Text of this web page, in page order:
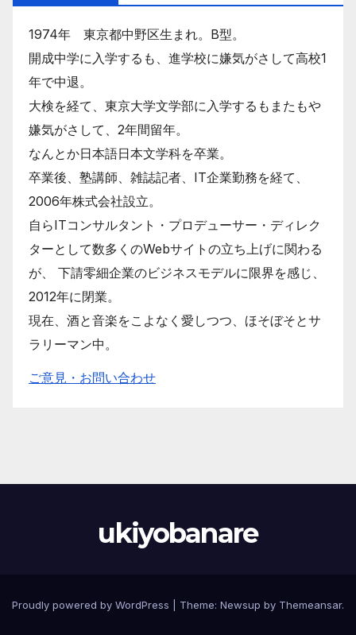
1974年 東京都中野区生まれ。B型。
開成中学に入学するも、進学校に嫌気がさして高校1
年で中退。
大検を経て、東京大学文学部に入学するもまたもや
嫌気がさして、2年間留年。
なんとか日本語日本文学科を卒業。
卒業後、塾講師、雑誌記者、IT企業勤務を経て、
2006年株式会社設立。
自らITコンサルタント・プロデューサー・ディレク
ターとして数多くのWebサイトの立ち上げに関わる
が、 下請零細企業のビジネスモデルに限界を感じ、
2012年に閉業。
現在、酒と音楽をこよなく愛しつつ、ほそぼそとサ
ラリーマン中。
ご意見・お問い合わせ
ukiyobanare
Proudly powered by WordPress Theme: Newsup by Themeansar.